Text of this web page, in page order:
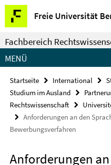
Springe
direkt
zu
Inhalt
Freie Universität
Service-
Navigation
Fachbereich
MENÜ
Startseite International
Studium im Ausland
Rechtswissenschaft
Anforderungen an den
Bewerbungsverfahren
Anforderungen